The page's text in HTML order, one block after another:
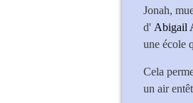
Jonah,
d' Abigail
une école
Cela
un air